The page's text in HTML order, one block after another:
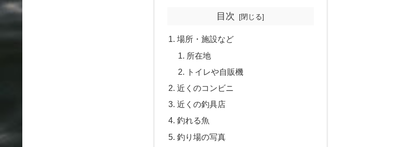
目次
場所・施設など
所在地
トイレや自販機
近くのコンビニ
近くの釣具店
釣れる魚
釣り場の写真